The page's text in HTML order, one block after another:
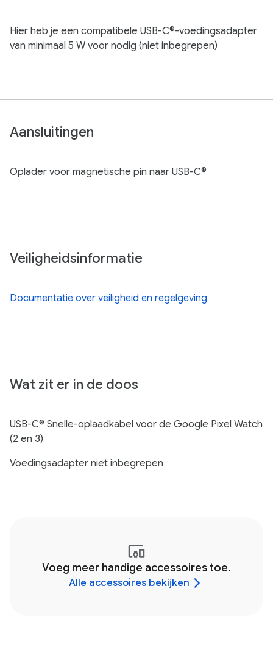
Hier heb je een compatibele USB-C®-voedingsadapter
van minimaal 5 W voor nodig (niet inbegrepen)
Aansluitingen
Oplader voor magnetische pin naar USB-C®
Veiligheidsinformatie
Documentatie over veiligheid en regelgeving
Wat zit er in de doos
USB-C® Snelle-oplaadkabel voor de Google Pixel Watch
(2 en 3)
Voedingsadapter niet inbegrepen
Voeg meer handige accessoires toe.
Alle accessoires bekijken